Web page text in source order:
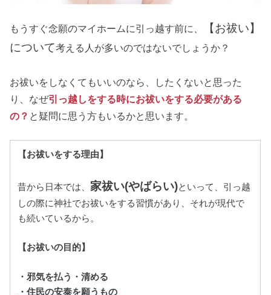
もうすぐ念願のマイホームに引っ越す前に、
【お祓い】
について考える人が多いのではないでしょうか？
お祓いをしなくてもいいのなら、したくないと思った
り、なぜ引っ越しをする時にお祓いをする必要がある
の？ と疑問に思う方もいるかと思います。
【お祓いをする理由】
昔から日本では、 家祓い(やばらい)といって、引っ越
しの際に神社でお祓いをする習慣があり、それが現代で
も続いているから。
【お祓いの目的】
・邪気を払う・清める
・住民の安泰を願うもの